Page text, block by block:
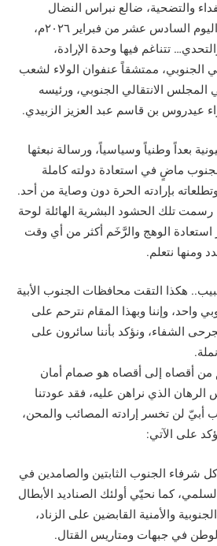
والتضحية، ضالع نبراس النضال
ومفتاح الانتصار، في هذا اليوم السادس عشر من فبراير ٢٠٢٦م،
تتناغم فيها وحدة الإرادة،
الجنوبي، ممتشقاً عنفوان الولاء لشعب
الانتقالي الجنوبي، ورئيسه
عيدروس بن قاسم عبد العزيز الزبيدي.
بعداً وطنياً وسياسياً، ورسالة نبعثها
ماضٍ في استعادة دولته كاملة
بإرادته الحرة دون وصاية من أحد.
تلك الحشود البشرية الهائلة لوحة
استعادة الوهج والرَّخَم أكثر من أي وقت
ومنها نتعلم.
هكذا التقت محافظات الجنوب الأبية
واحد، وإننا وبهذا المقام نترحم على
الشفاء، ونؤكد بأننا سائرون على
من أقصاه إلى أقصاه هو صمام أمان
الرهان الذي نراهن عليه، فقد عودتنا
أبيّ لن تخسر إرادته المصائب والمحن،
على الآتي:
شرفاء الجنوب الثابتين والصامدين في
كما نحيّي أولئك الصناديد الأبطال
والأمنية القابضين على الزناد،
في جبهات ومتاريس القتال.